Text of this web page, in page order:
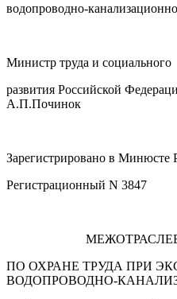
водопроводно-
Министр труда и социального
развития
А.П.Починок
Зарегистрировано в Минюсте
Регистрационный N 3847
МЕЖОТРАСЛЕВЫЕ
ПО ОХРАНЕ ТРУДА ПРИ
ВОДОПРОВОДНО-